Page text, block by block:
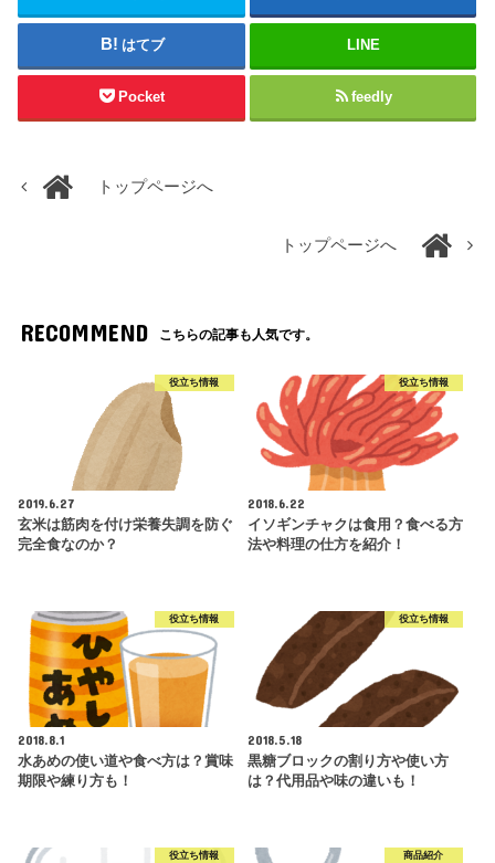
はてブ LINE
Pocket feedly
トップページへ
トップページへ
RECOMMEND こちらの記事も人気です。
役立ち情報
2019.6.27
玄米は筋肉を付け栄養失調を防ぐ
完全食なのか？
役立ち情報
2018.6.22
イソギンチャクは食用？食べる方
法や料理の仕方を紹介！
役立ち情報
2018.8.1
水あめの使い道や食べ方は？賞味
期限や練り方も！
役立ち情報
2018.5.18
黒糖ブロックの割り方や使い方
は？代用品や味の違いも！
役立ち情報 商品紹介